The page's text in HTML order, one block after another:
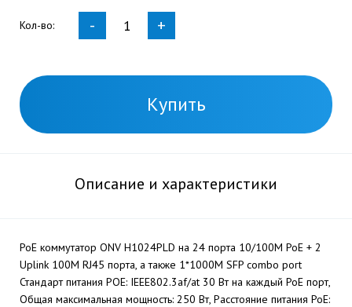
Кол-во: - +
Купить
Описание и характеристики
PoE коммутатор ONV H1024PLD на 24 порта 10/100M PoE + 2
Uplink 100M RJ45 порта, а также 1*1000M SFP combo port
Стандарт питания POE: IEEE802.3af/at 30 Вт на каждый PoE порт,
Общая максимальная мощность: 250 Вт, Расстояние питания PoE: